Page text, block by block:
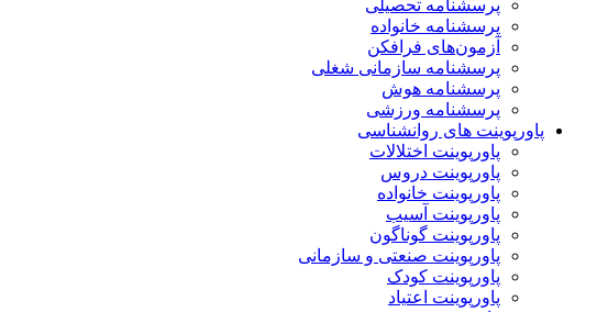
پرسشنامه تحصیلی
پرسشنامه خانواده
آزمون‌های فرافکن
پرسشنامه سازمانی شغلی
پرسشنامه هوش
پرسشنامه ورزشی
پاورپوینت های روانشناسی
پاورپوینت اختلالات
پاورپوینت دروس
پاورپوینت خانواده
پاورپوینت آسیب
پاورپوینت گوناگون
پاورپوینت صنعتی و سازمانی
پاورپوینت کودک
پاورپوینت اعتیاد